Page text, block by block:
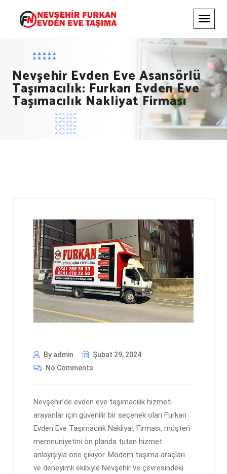
Nevşehir Evden Eve Asansörlü
Taşımacılık: Furkan Evden Eve
Taşımacılık Nakliyat Firması
By admin
Şubat 29, 2024
No Comments
Nevşehir’de evden eve taşımacılık hizmeti
arayanlar için güvenilir bir seçenek olan Furkan
Evden Eve Taşımacılık Nakliyat Firması, müşteri
memnuniyetini ön planda tutan hizmet
anlayışıyla öne çıkıyor. Modern taşıma araçları
ve deneyimli ekibiyle Nevşehir ve çevresindeki